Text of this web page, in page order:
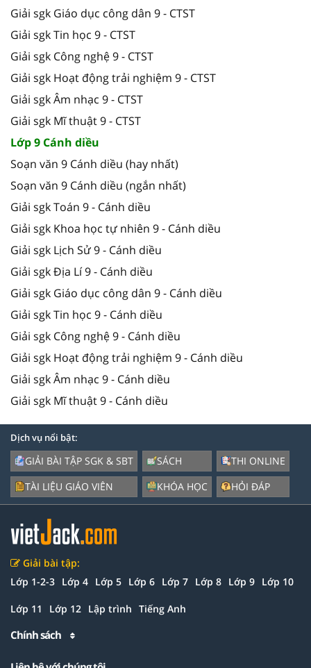
Giải sgk Giáo dục công dân 9 - CTST
Giải sgk Tin học 9 - CTST
Giải sgk Công nghệ 9 - CTST
Giải sgk Hoạt động trải nghiệm 9 - CTST
Giải sgk Âm nhạc 9 - CTST
Giải sgk Mĩ thuật 9 - CTST
Lớp 9 Cánh diều
Soạn văn 9 Cánh diều (hay nhất)
Soạn văn 9 Cánh diều (ngắn nhất)
Giải sgk Toán 9 - Cánh diều
Giải sgk Khoa học tự nhiên 9 - Cánh diều
Giải sgk Lịch Sử 9 - Cánh diều
Giải sgk Địa Lí 9 - Cánh diều
Giải sgk Giáo dục công dân 9 - Cánh diều
Giải sgk Tin học 9 - Cánh diều
Giải sgk Công nghệ 9 - Cánh diều
Giải sgk Hoạt động trải nghiệm 9 - Cánh diều
Giải sgk Âm nhạc 9 - Cánh diều
Giải sgk Mĩ thuật 9 - Cánh diều
Dịch vụ nổi bật:
GIẢI BÀI TẬP SGK & SBT
TÀI LIỆU GIÁO VIÊN
SÁCH
KHÓA HỌC
THI ONLINE
HỎI ĐÁP
Giải bài tập:
Lớp 1-2-3 Lớp 4 Lớp 5 Lớp 6 Lớp 7 Lớp 8 Lớp 9 Lớp 10
Lớp 11 Lớp 12 Lập trình Tiếng Anh
Chính sách